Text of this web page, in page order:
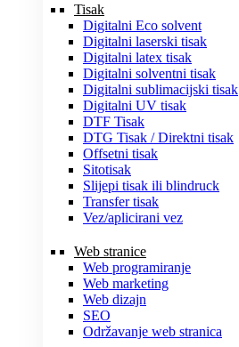
Tisak
Digitalni Eco solvent
Digitalni laserski tisak
Digitalni latex tisak
Digitalni solventni tisak
Digitalni sublimacijski tisak
Digitalni UV tisak
DTF Tisak
DTG Tisak / Direktni tisak
Offsetni tisak
Sitotisak
Slijepi tisak ili blindruck
Transfer tisak
Vez/aplicirani vez
Web stranice
Web programiranje
Web marketing
Web dizajn
SEO
Održavanje web stranica